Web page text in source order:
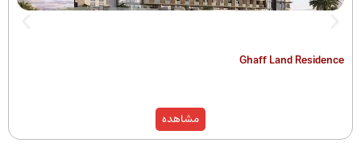
Ghaff